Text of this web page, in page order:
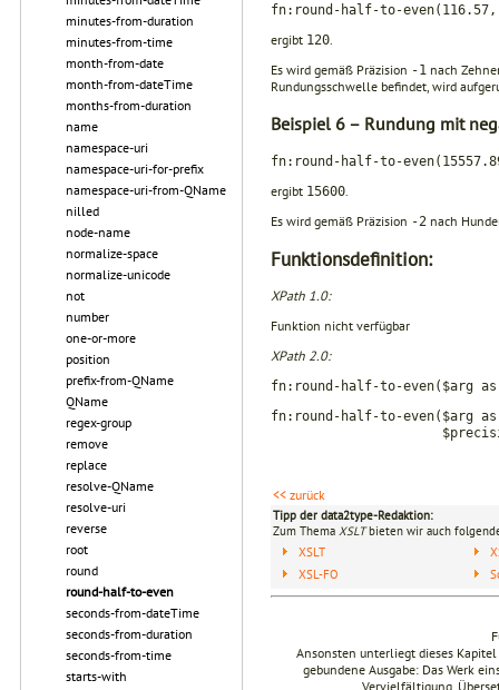
minutes-from-duration
minutes-from-time
month-from-date
month-from-dateTime
months-from-duration
name
namespace-uri
namespace-uri-for-prefix
namespace-uri-from-QName
nilled
node-name
normalize-space
normalize-unicode
not
number
one-or-more
position
prefix-from-QName
QName
regex-group
remove
replace
resolve-QName
resolve-uri
reverse
root
round
round-half-to-even
seconds-from-dateTime
seconds-from-duration
seconds-from-time
starts-with
fn:round-half-to-
ergibt 120
Es wird gemäß Präzision -1 nach
Rundungsschwelle befindet, wird
Beispiel 6 – Rundung mit
fn:round-half-to-
ergibt 15600.
Es wird gemäß Präzision -2 nach
Funktionsdefinition:
XPath 1.0:
Funktion nicht verfügbar
XPath 2.0:
fn:round-half-to-even($arg as
fn:round-half-to-even($arg as
$precision as
<< zurück
Tipp der data2type-Redaktion:
Zum Thema XSLTbieten wir auch
XSLT
XSL-FO
Ansonsten unterliegt dieses
gebundene Ausgabe: Das Werk
Vervielfältigung,